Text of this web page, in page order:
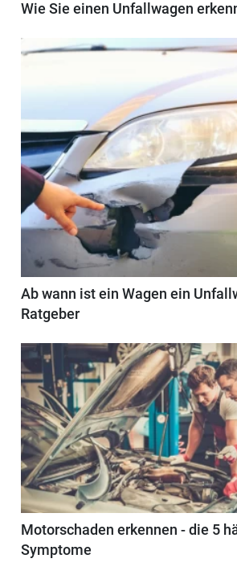
Wie Sie einen Unfallwagen
Ab wann ist ein Wagen ein
Ratgeber
Motorschaden erkennen - die 5
Symptome